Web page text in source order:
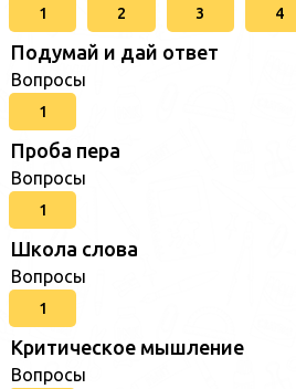
1 2 3 4
Подумай и дай ответ
Вопросы
1
Проба пера
Вопросы
1
Школа слова
Вопросы
1
Критическое мышление
Вопросы